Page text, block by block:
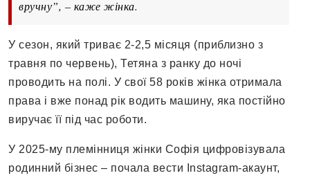
вручну”, – каже жінка.
У сезон, який триває 2-2,5 місяця (приблизно з
травня по червень), Тетяна з ранку до ночі
проводить на полі. У свої 58 років жінка отримала
права і вже понад рік водить машину, яка постійно
виручає її під час роботи.
У 2025-му племінниця жінки Софія цифровізувала
родинний бізнес – почала вести Instagram-акаунт,